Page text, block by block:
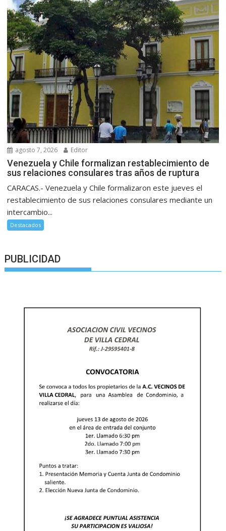
agosto 7, 2026 Editor
Venezuela y Chile formalizan restablecimiento de
sus relaciones consulares tras años de ruptura
CARACAS.- Venezuela y Chile formalizaron este jueves el
restablecimiento de sus relaciones consulares mediante un
intercambio...
Destacados
PUBLICIDAD